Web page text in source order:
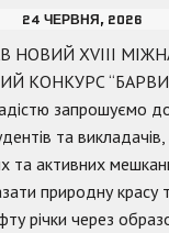
24 ЧЕРВНЯ, 2026
НОВИЙ XVIII
КОНКУРС “БАРВИ
запрошуємо
та
та активних
природну красу
річки через